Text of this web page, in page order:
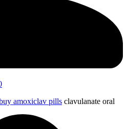
amoxiclav pills clavulanate oral